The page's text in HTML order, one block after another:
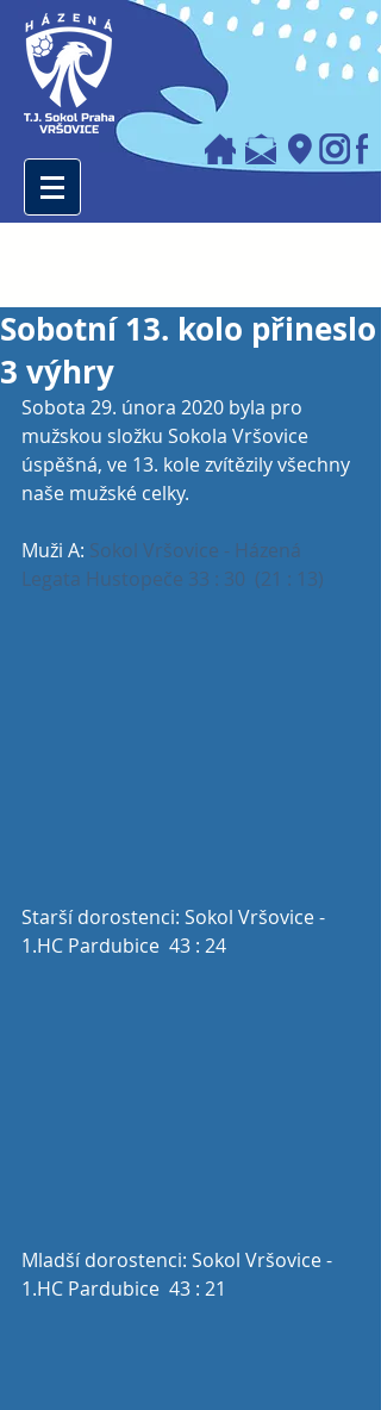
Sobotní 13. kolo přineslo
3 výhry
Sobota 29. února 2020 byla pro
mužskou složku Sokola Vršovice
úspěšná, ve 13. kole zvítězily všechny
naše mužské celky.
Muži A: Sokol Vršovice - Házená
Legata Hustopeče 33 : 30  (21 : 13)
Starší dorostenci: Sokol Vršovice -
1.HC Pardubice  43 : 24
Mladší dorostenci: Sokol Vršovice -
1.HC Pardubice  43 : 21